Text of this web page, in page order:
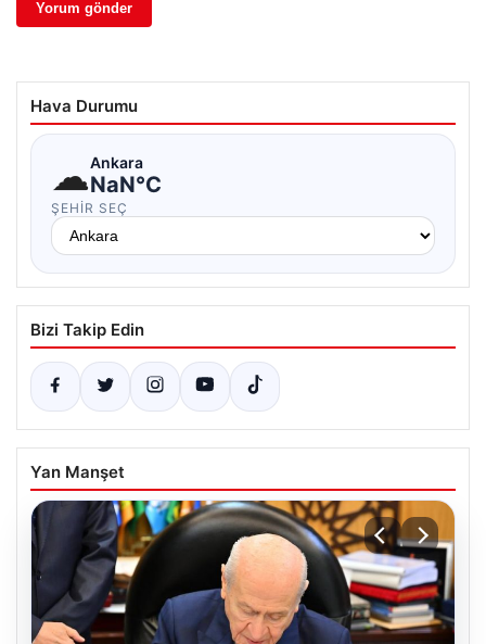
Hava Durumu
☁Ankara
NaN°C
ŞEHIR SEÇ
Bizi Takip Edin
Yan Manşet